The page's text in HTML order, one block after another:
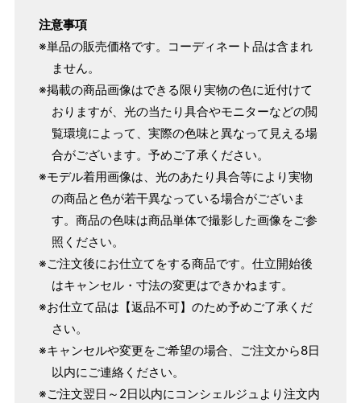
注意事項
※単品の販売価格です。コーディネート品は含まれ
ません。
※掲載の商品画像はできる限り実物の色に近付けて
おりますが、光の当たり具合やモニターなどの閲
覧環境によって、実際の色味と異なって見える場
合がございます。予めご了承ください。
※モデル着用画像は、光のあたり具合等により実物
の商品と色が若干異なっている場合がございま
す。商品の色味は商品単体で撮影した画像をご参
照ください。
※ご注文後にお仕立てをする商品です。仕立開始後
はキャンセル・寸法の変更はできかねます。
※お仕立て品は【返品不可】のため予めご了承くだ
さい。
※キャンセルや変更をご希望の場合、ご注文から8日
以内にご連絡ください。
※ご注文翌日～2日以内にコンシェルジュより注文内